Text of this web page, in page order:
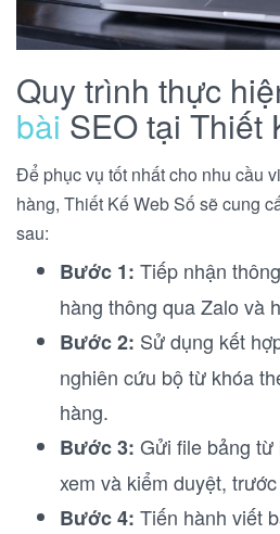
Quy trình thực
bàiSEO tại Thiết
Để phục vụ tốt nhất cho nhu cầu
hàng, Thiết Kế Web Số sẽ cung
sau:
Bước 1: Tiếp nhận
hàng thông qua Zalo và
Bước 2: Sử dụng kết
nghiên cứu bộ từ khóa
hàng.
Bước 3: Gửi file bảng từ
xem và kiểm duyệt,
Bước 4: Tiến hành viết